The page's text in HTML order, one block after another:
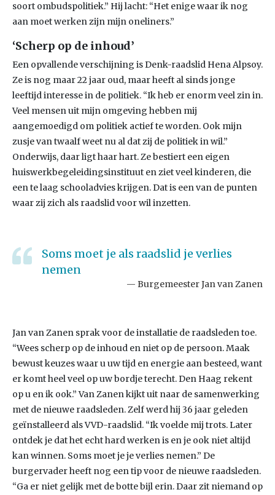
soort ombudspolitiek.” Hij lacht: “Het enige waar ik nog
aan moet werken zijn mijn oneliners.”
‘Scherp op de inhoud’
Een opvallende verschijning is Denk-raadslid Hena Alpsoy.
Ze is nog maar 22 jaar oud, maar heeft al sinds jonge
leeftijd interesse in de politiek. “Ik heb er enorm veel zin in.
Veel mensen uit mijn omgeving hebben mij
aangemoedigd om politiek actief te worden. Ook mijn
zusje van twaalf weet nu al dat zij de politiek in wil.”
Onderwijs, daar ligt haar hart. Ze bestiert een eigen
huiswerkbegeleidingsinstituut en ziet veel kinderen, die
een te laag schooladvies krijgen. Dat is een van de punten
waar zij zich als raadslid voor wil inzetten.
Soms moet je als raadslid je verlies
nemen
Burgemeester Jan van Zanen
Jan van Zanen sprak voor de installatie de raadsleden toe.
“Wees scherp op de inhoud en niet op de persoon. Maak
bewust keuzes waar u uw tijd en energie aan besteed, want
er komt heel veel op uw bordje terecht. Den Haag rekent
op u en ik ook.” Van Zanen kijkt uit naar de samenwerking
met de nieuwe raadsleden. Zelf werd hij 36 jaar geleden
geïnstalleerd als VVD-raadslid. “Ik voelde mij trots. Later
ontdek je dat het echt hard werken is en je ook niet altijd
kan winnen. Soms moet je je verlies nemen.” De
burgervader heeft nog een tip voor de nieuwe raadsleden.
“Ga er niet gelijk met de botte bijl erin. Daar zit niemand op